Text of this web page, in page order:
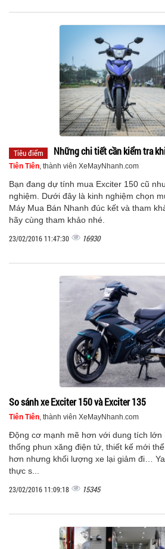
Tiêu điểm Những chi tiết cần kiểm tra
Tiên Tiên, thành viên XeMayNhanh.com
Bạn đang dự tính mua Exciter 150 cũ
nghiệm. Dưới đây là kinh nghiệm chọn
Máy Mua Bán Nhanh đúc kết và tham
hãy cùng tham khảo nhé.
23/02/2016 11:47:30 16930
So sánh xe Exciter 150 và Exciter 135
Tiên Tiên, thành viên XeMayNhanh.com
Động cơ mạnh mẽ hơn với dung tích lớn
thống phun xăng điện tử, thiết kế mới
hơn nhưng khối lượng xe lại giảm đi…
thực s...
23/02/2016 11:09:18 15345